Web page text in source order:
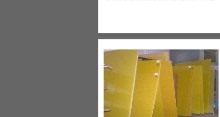
+38097 0971527